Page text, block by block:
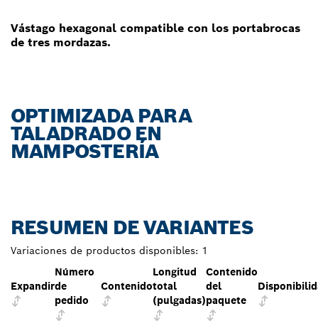
Vástago hexagonal compatible con los portabrocas
de tres mordazas.
OPTIMIZADA PARA
TALADRADO EN
MAMPOSTERÍA
RESUMEN DE VARIANTES
Variaciones de productos disponibles: 1
Expandir
Número
de
pedido
Contenido
Longitud
total
(pulgadas)
Contenido
del
paquete